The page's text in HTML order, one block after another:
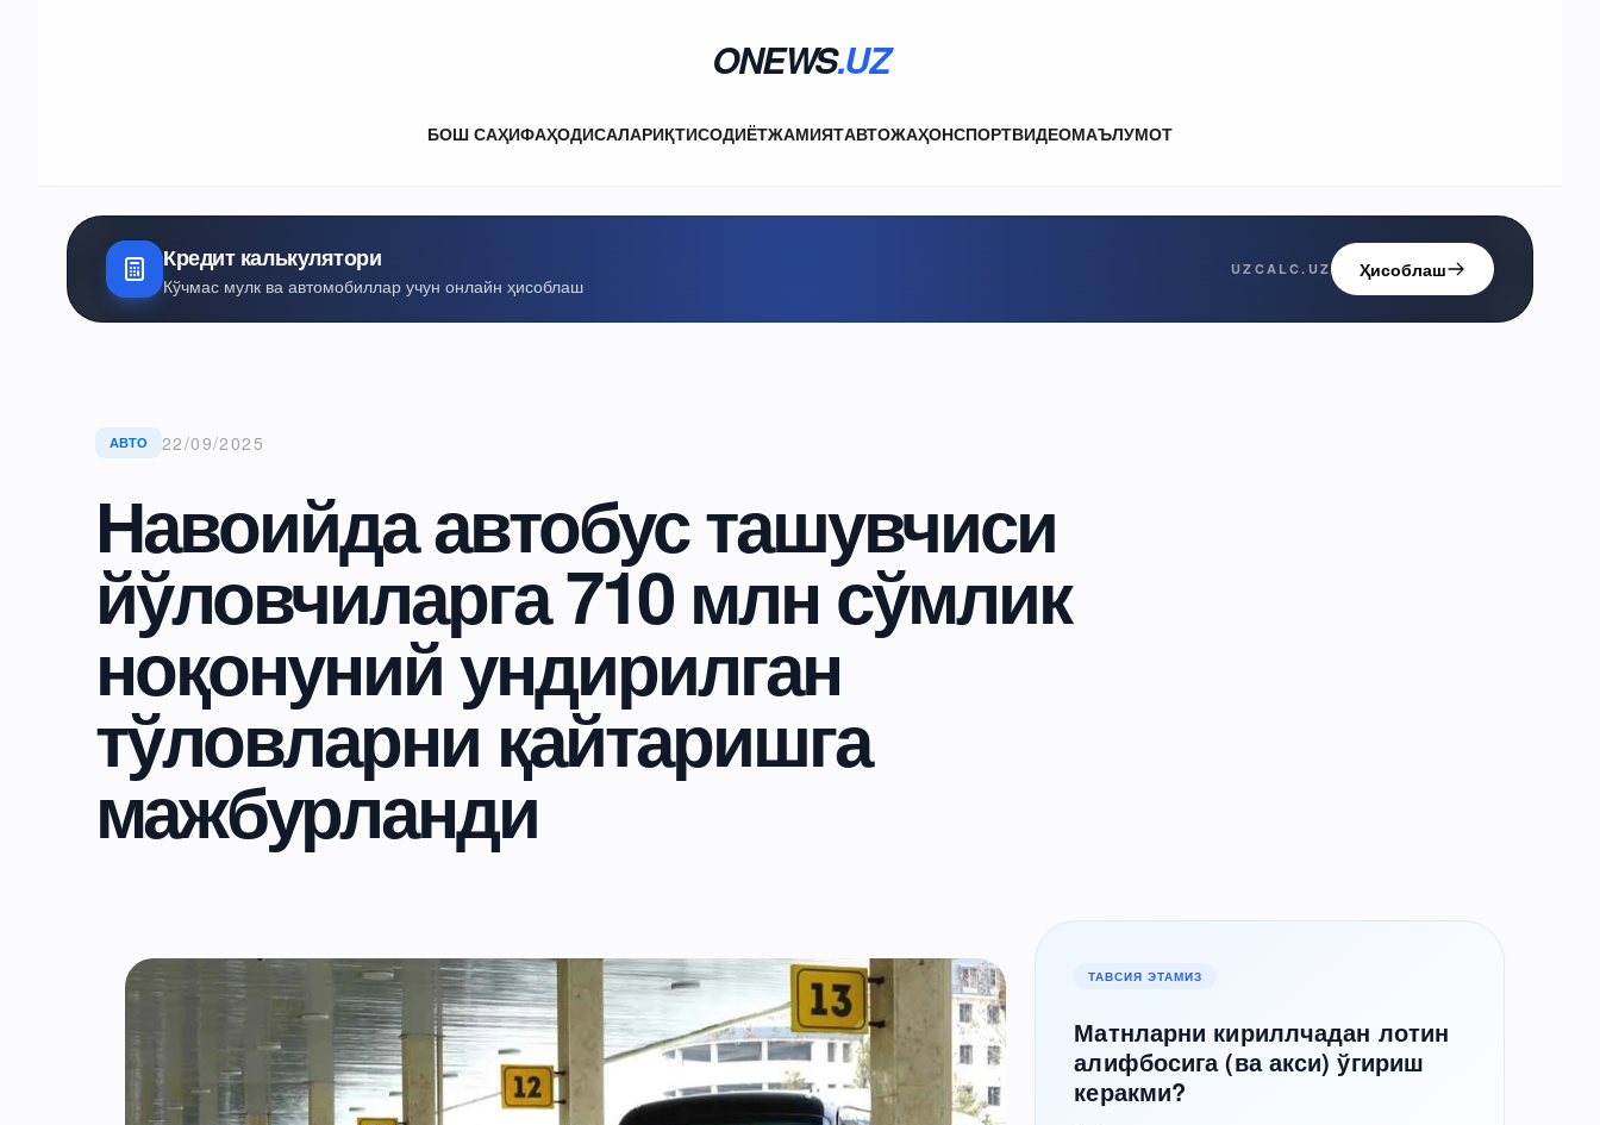
ONEWS.UZ
БОШ САҲИФАҲОДИСАЛАРИҚТИСОДИЁТЖАМИЯТАВТОЖАҲОНСПОРТВИДЕОМАЪЛУМОТ
Кредит калькулятори
Кўчмас мулк ва автомобиллар учун онлайн ҳисоблаш
UZCALC.UZ Ҳисоблаш
АВТО 22/09/2025
Навоийда автобус ташувчиси
йўловчиларга 710 млн сўмлик
ноқонуний ундирилган
тўловларни қайтаришга
мажбурланди
ТАВСИЯ ЭТАМИЗ
Матнларни кириллчадан лотин
алифбосига (ва акси) ўгириш
керакми?